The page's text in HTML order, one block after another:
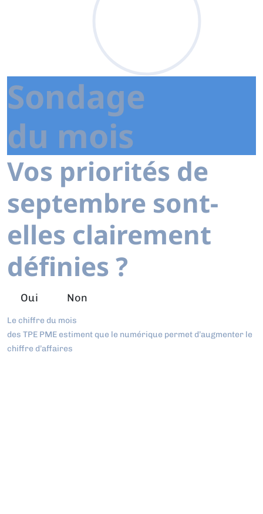
Sondage
du mois
Vos priorités de
septembre sont-
elles clairement
définies ?
Oui Non
Le chiffre du mois
des TPE PME estiment que le numérique permet d’augmenter le
chiffre d’affaires